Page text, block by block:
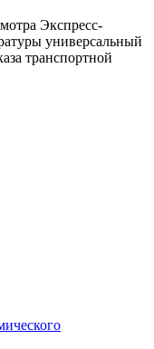
Экспресс-
универсальный
транспортной